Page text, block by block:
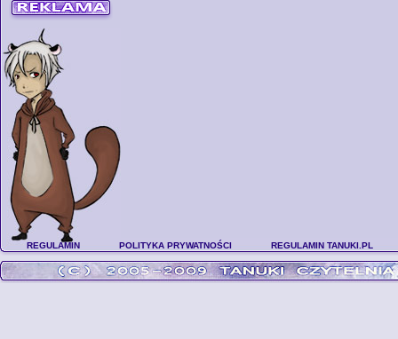
REGULAMIN POLITYKA PRYWATNOŚCI REGULAMIN TANUKI.PL